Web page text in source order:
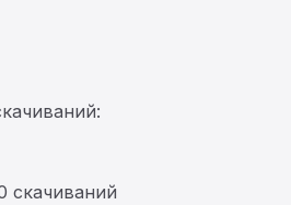
скачиваний